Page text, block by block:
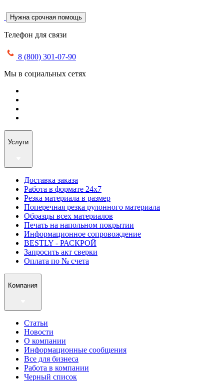
Нужна срочная помощь
Телефон для связи
8 (800) 301-07-90
Мы в социальных сетях
Услуги
Доставка заказа
Работа в формате 24х7
Резка материала в размер
Поперечная резка рулонного материала
Образцы всех материалов
Печать на напольном покрытии
Информационное сопровождение
BESTLY - РАСКРОЙ
Запросить акт сверки
Оплата по № счета
Компания
Статьи
Новости
О компании
Информационные сообщения
Все для бизнеса
Работа в компании
Черный список